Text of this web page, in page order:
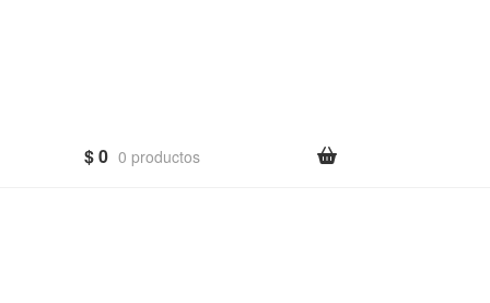
$0 0 productos